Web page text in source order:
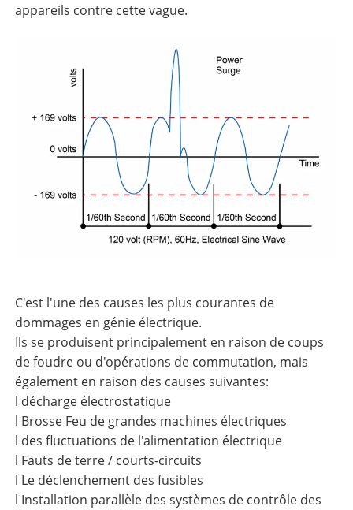
appareils contre cette vague.
C'est l'une des causes les plus courantes de
dommages en génie électrique.
Ils se produisent principalement en raison de coups
de foudre ou d'opérations de commutation, mais
également en raison des causes suivantes:
l décharge électrostatique
l Brosse Feu de grandes machines électriques
l des fluctuations de l'alimentation électrique
l Fauts de terre / courts-circuits
l Le déclenchement des fusibles
l Installation parallèle des systèmes de contrôle des